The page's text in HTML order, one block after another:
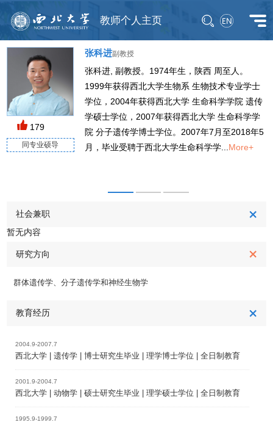
教师个人主页
179
同专业硕导
张科进副教授
张科进, 副教授。1974年生，陕西 周至人。
1999年获得西北大学生物系 生物技术专业学士
学位，2004年获得西北大学 生命科学学院 遗传
学硕士学位，2007年获得西北大学 生命科学学
院 分子遗传学博士学位。2007年7月至2018年5
月，毕业受聘于西北大学生命科学学... More+
社会兼职
暂无内容
研究方向
群体遗传学、分子遗传学和神经生物学
教育经历
2004.9-2007.7
西北大学 | 遗传学 | 博士研究生毕业 | 理学博士学位 | 全日制教育
2001.9-2004.7
西北大学 | 动物学 | 硕士研究生毕业 | 理学硕士学位 | 全日制教育
1995.9-1999.7